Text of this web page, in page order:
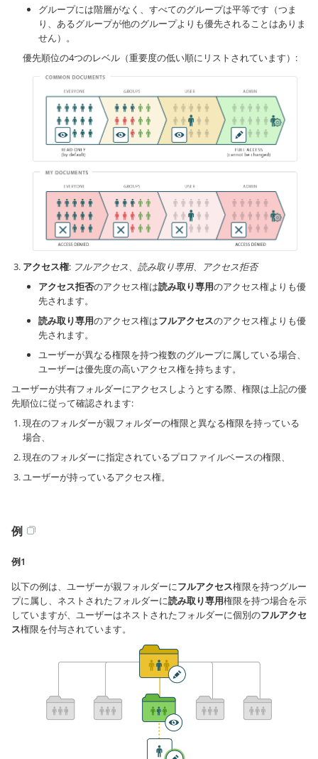
グループには階層がなく、すべてのグループは平等です（つま
り、あるグループが他のグループよりも優先されることはありま
せん）。
優先順位の4つのレベル（重要度の低い順にリストされています）:
アクセス権: フルアクセス 読み取り専用、
アクセス拒否
アクセス拒否のアクセス権は読み取り専用のアクセス権よりも優
先されます。
読み取り専用のアクセス権はフルアクセスのアクセス権よりも優
先されます。
ユーザーが異なる権限を持つ複数のグループに属している場合、
ユーザーは優先度の高いアクセス権を持ちます。
ユーザーが共有フォルダーにアクセスしようとする際、権限は上記の優
先順位に従って確認されます:
現在のフォルダーが親フォルダーの権限と異なる権限を持っている
場合、
現在のフォルダーに指定されているプロファイルベースの権限、
ユーザーが持っているアクセス権。
例
例1
以下の例は、ユーザーが親フォルダーにフルアクセス権限を持つグルー
プに属し、ネストされたフォルダーに読み取り専用権限を持つ場合を示
していますが、ユーザーはネストされたフォルダーに個別のフルアクセ
ス権限を付与されています。